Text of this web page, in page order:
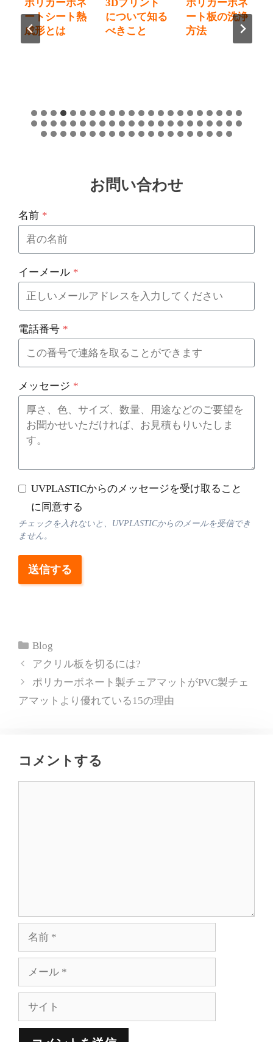
ポリカーボネ
ートシート熱
成形とは
3Dプリント
について知る
べきこと
ポリカーボネ
ート板の洗浄
方法
お問い合わせ
名前 *
イーメール *
電話番号 *
メッセージ *
UVPLASTICからのメッセージを受け取ること
に同意する
チェックを入れないと、UVPLASTICからのメールを受信でき
ません。
送信する
カ
テ
リ
ー
Blog
アクリル板を切るには?
ポリカーボネート製チェアマットがPVC製チェ
アマットより優れている15の理由
コメントする
ル
ト